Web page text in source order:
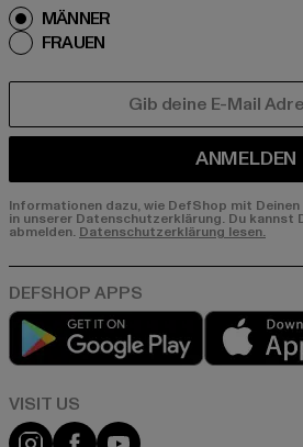
MÄNNER
FRAUEN
ANMELDEN
Informationen dazu, wie DefShop mit
in unserer Datenschutzerklärung. Du
abmelden. Datenschutzerklärung lesen.
Play market
Visit our Instagram page:
Visit our Facebook page:
Visit our YouTube